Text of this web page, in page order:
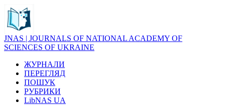
JNAS | JOURNALS OF NATIONAL ACADEMY OF
SCIENCES OF UKRAINE
ЖУРНАЛИ
ПЕРЕГЛЯД
ПОШУК
РУБРИКИ
LibNAS UA